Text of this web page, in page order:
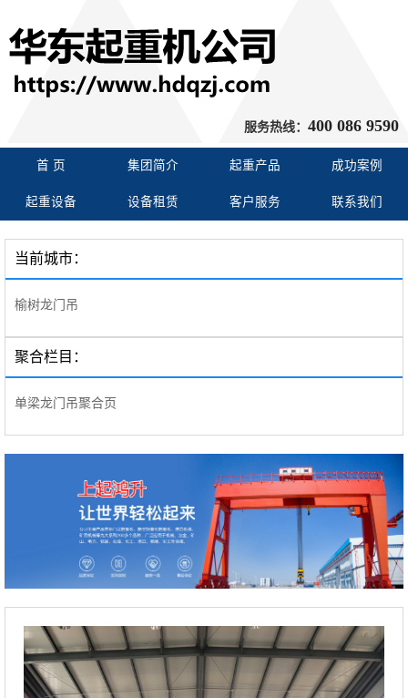
服务热线： 400 086 9590
首 页 集团简介 起重产品 成功案例
起重设备 设备租赁 客户服务 联系我们
当前城市：
榆树龙门吊
聚合栏目：
单梁龙门吊聚合页